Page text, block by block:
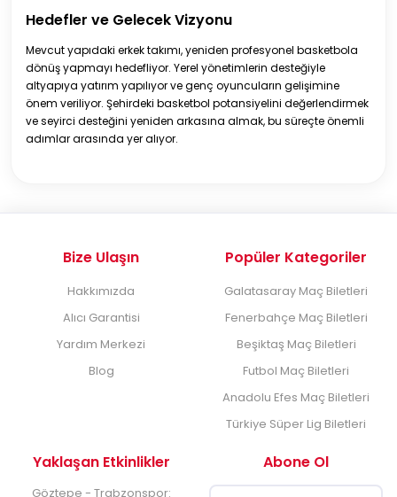
Hedefler ve Gelecek Vizyonu
Mevcut yapıdaki erkek takımı, yeniden profesyonel basketbola
dönüş yapmayı hedefliyor. Yerel yönetimlerin desteğiyle
altyapıya yatırım yapılıyor ve genç oyuncuların gelişimine
önem veriliyor. Şehirdeki basketbol potansiyelini değerlendirmek
ve seyirci desteğini yeniden arkasına almak, bu süreçte önemli
adımlar arasında yer alıyor.
Bize Ulaşın
Hakkımızda
Alıcı Garantisi
Yardım Merkezi
Blog
Popüler Kategoriler
Galatasaray Maç Biletleri
Fenerbahçe Maç Biletleri
Beşiktaş Maç Biletleri
Futbol Maç Biletleri
Anadolu Efes Maç Biletleri
Türkiye Süper Lig Biletleri
Yaklaşan Etkinlikler
Göztepe - Trabzonspor:
Abone Ol